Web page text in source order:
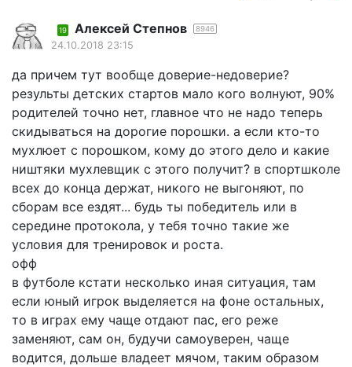
19 Алексей Степнов 8946
24.10.2018 23:15
да причем тут вообще доверие-недоверие?
результы детских стартов мало кого волнуют, 90%
родителей точно нет, главное что не надо теперь
скидываться на дорогие порошки. а если кто-то
мухлюет с порошком, кому до этого дело и какие
ништяки мухлевщик с этого получит? в спортшколе
всех до конца держат, никого не выгоняют, по
сборам все ездят... будь ты победитель или в
середине протокола, у тебя точно такие же
условия для тренировок и роста.
офф
в футболе кстати несколько иная ситуация, там
если юный игрок выделяется на фоне остальных,
то в играх ему чаще отдают пас, его реже
заменяют, сам он, будучи самоуверен, чаще
водится, дольше владеет мячом, таким образом